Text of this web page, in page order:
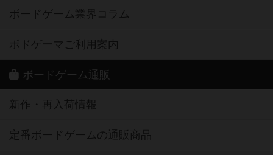
ボードゲーム業界コラム
ボドゲーマご利用案内
ボードゲーム通販
新作・再入荷情報
定番ボードゲームの通販商品